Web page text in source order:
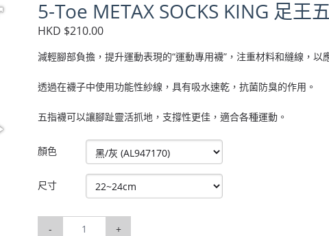
5-Toe METAX SOCKS KING 足王
HKD $210.00
減輕腳部負擔，提升運動表現的“運動專用襪”，注重材料和縫線，以
透過在襪子中使用功能性紗線，具有吸水速乾，抗菌防臭的作用。
五指襪可以讓腳趾靈活抓地，支撐性更佳，適合各種運動。
顏色
尺寸
- +